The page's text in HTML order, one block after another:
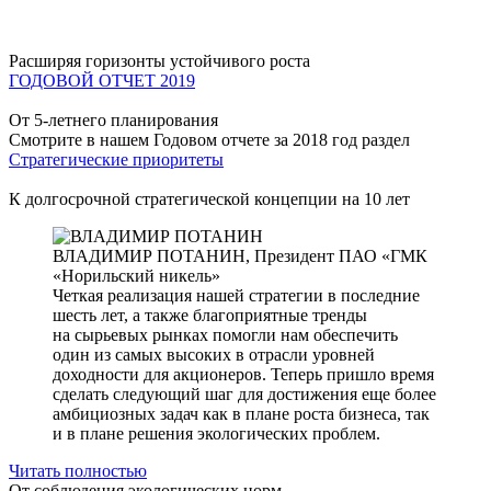
Расширяя горизонты устойчивого роста
ГОДОВОЙ ОТЧЕТ 2019
От 5-летнего планирования
Смотрите в нашем Годовом отчете за 2018 год раздел
Стратегические приоритеты
К долгосрочной стратегической концепции на 10 лет
ВЛАДИМИР ПОТАНИН, Президент ПАО «ГМК
«Норильский никель»
Четкая реализация нашей стратегии в последние
шесть лет, а также благоприятные тренды
на сырьевых рынках помогли нам обеспечить
один из самых высоких в отрасли уровней
доходности для акционеров. Теперь пришло время
сделать следующий шаг для достижения еще более
амбициозных задач как в плане роста бизнеса, так
и в плане решения экологических проблем.
Читать полностью